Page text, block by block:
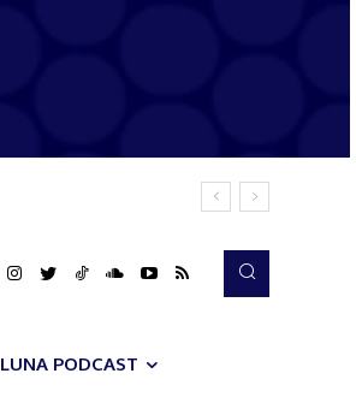
LUNA PODCAST